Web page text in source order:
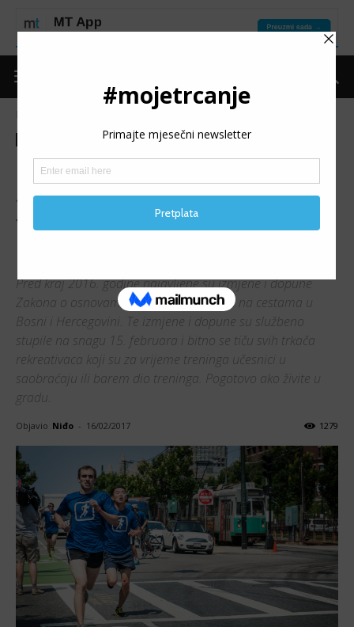
Poštujete li Zakon o
sigurnosti prometa dok
trčite? Od jučer na snazi
Pred kraj 2016. godine najavljene su izmjene i dopune
Zakona o osnovama sigurnosti prometa na cestama u
Bosni i Hercegovini. Te izmjene i dopune su službeno
stupile na snagu 15. februara i bitno se tiču svih trkača
rekreativaca koji su za vrijeme treninga učesnici u
saobraćaju ili barem dio treninga. Pogotovo ako živite u
gradu.
Objavio Niđo - 16/02/2017 1279